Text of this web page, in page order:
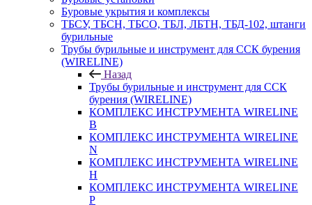
Буровые укрытия и комплексы
ТБСУ, ТБСН, ТБСО, ТБЛ, ЛБТН, ТБД-102, штанги
бурильные
Трубы бурильные и инструмент для ССК бурения
(WIRELINE)
Назад
Трубы бурильные и инструмент для ССК
бурения (WIRELINE)
КОМПЛЕКС ИНСТРУМЕНТА WIRELINE
B
КОМПЛЕКС ИНСТРУМЕНТА WIRELINE
N
КОМПЛЕКС ИНСТРУМЕНТА WIRELINE
H
КОМПЛЕКС ИНСТРУМЕНТА WIRELINE
P